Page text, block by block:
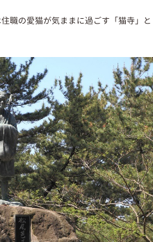
職の愛猫が気ままに過ごす「猫寺」と